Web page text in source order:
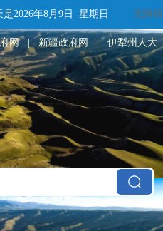
是2026年8月9日 星期日 无障碍
网 | 新疆政府网 | 伊犁州人大